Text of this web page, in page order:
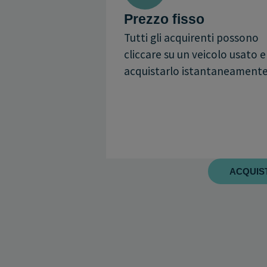
Prezzo fisso
Tutti gli acquirenti possono
cliccare su un veicolo usato e
acquistarlo